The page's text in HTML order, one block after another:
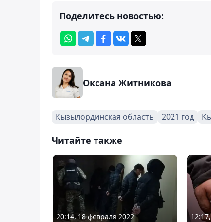
Поделитесь новостью:
Оксана Житникова
Кызылординская область 2021 год
Читайте также
20:14, 18 февраля 2022